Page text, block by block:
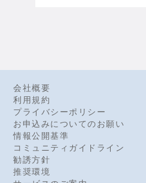
会社概要
利用規約
プライバシーポリシー
お申込みについてのお願い
情報公開基準
コミュニティガイドライン
勧誘方針
推奨環境